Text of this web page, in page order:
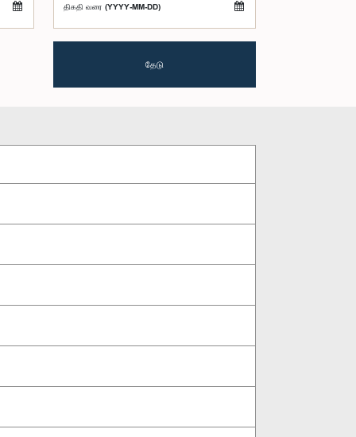
திகதி வரை (YYYY-MM-DD)
தேடு